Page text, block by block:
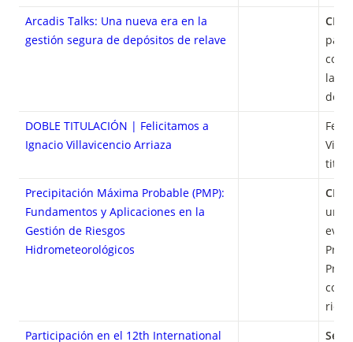
Arcadis Talks: Una nueva era en la
gestión segura de depósitos de relave
la
de
DOBLE TITULACIÓN | Felicitamos a
Ignacio Villavicencio Arriaza
Precipitación Máxima Probable (PMP):
Fundamentos y Aplicaciones en la
Gestión de Riesgos
Hidrometeorológicos
una
Participación en el 12th International